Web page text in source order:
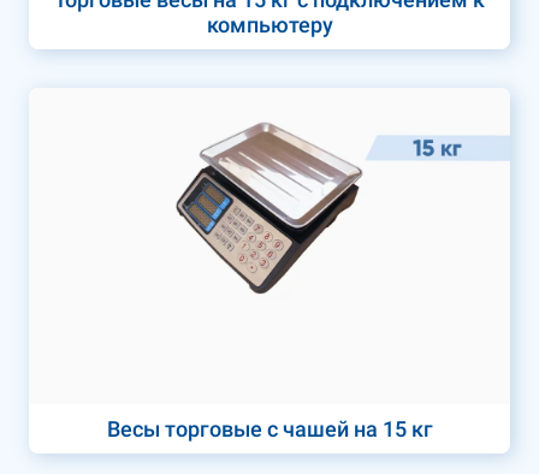
компьютеру
Весы торговые с чашей на 15 кг